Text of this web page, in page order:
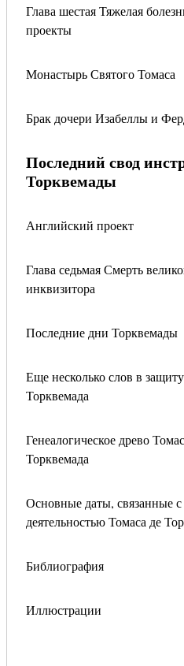
Глава шестая Тяжелая
проекты
Монастырь Святого Томаса
Брак дочери Изабеллы и
Последний свод
Торквемады
Английский проект
Глава седьмая Смерть
инквизитора
Последние дни Торквемады
Еще несколько слов в
Торквемада
Генеалогическое древо
Торквемада
Основные даты, связанные
деятельностью Томаса де
Библиография
Иллюстрации